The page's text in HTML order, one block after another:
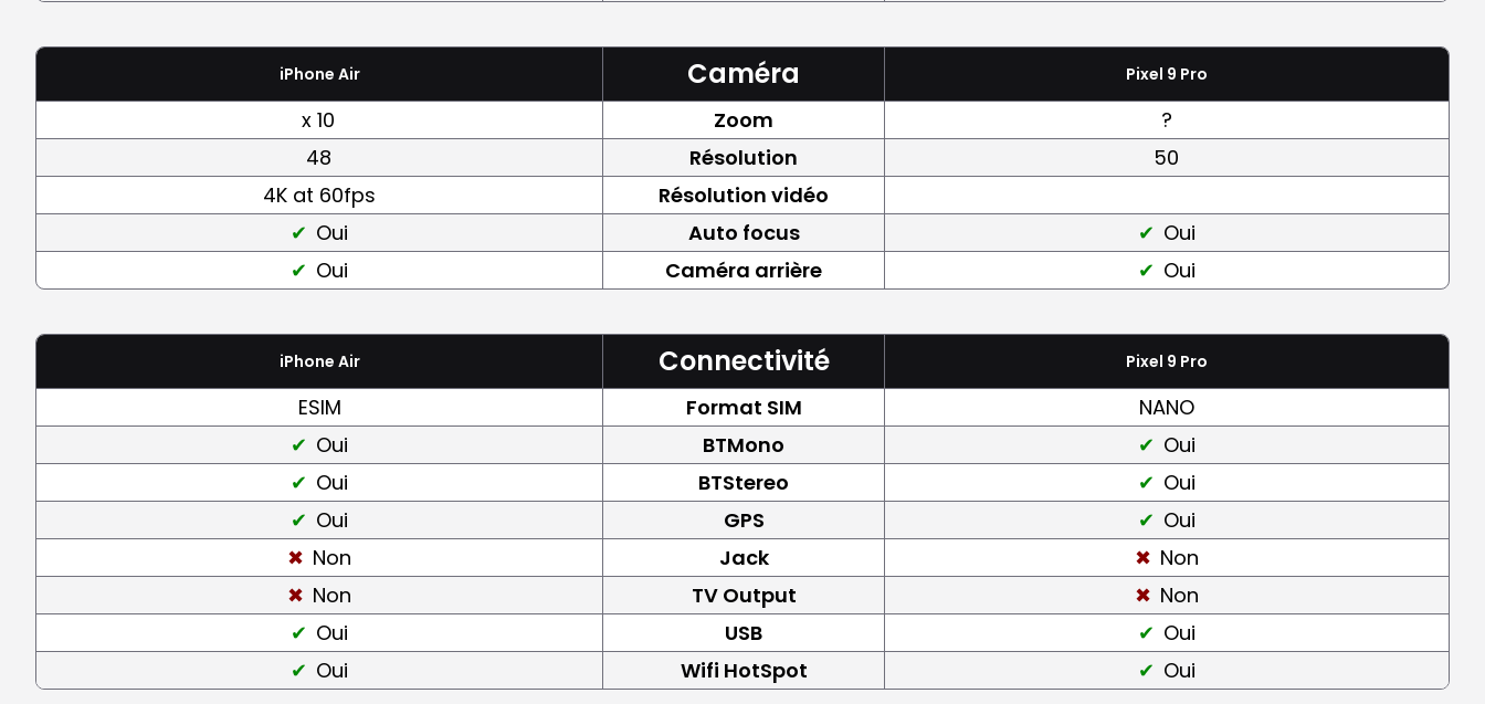
iPhone Air Caméra Pixel 9 Pro
x 10 Zoom
?
48
Résolution
50
4K at 60fps
Résolution vidéo
Oui
Auto focus
Oui
Oui
Caméra arrière Oui
iPhone Air Connectivité Pixel 9 Pro
ESIM Format SIM
NANO
Oui
BTMono
Oui
Oui
BTStereo
Oui
Oui
GPS
Oui
Non
Jack
Non
Non
TV Output
Non
Oui
USB
Oui
Oui
Wifi HotSpot Oui